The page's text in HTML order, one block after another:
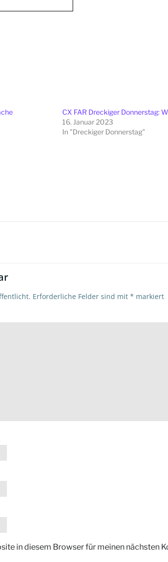
CX FAR Dreckiger Donnerstag:
16. Januar 2023
In "Dreckiger Donnerstag"
Erforderliche Felder sind mit * markiert
in diesem Browser für meinen nächsten